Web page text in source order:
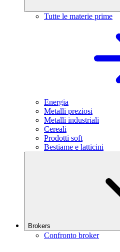
Tutte le materie prime
Energia
Metalli preziosi
Metalli industriali
Cereali
Prodotti soft
Bestiame e latticini
Brokers
Confronto broker